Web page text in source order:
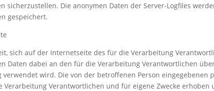
sicherzustellen. Die anonymen Daten der Server-Logfiles
gespeichert.
sich auf der Internetseite des für die Verarbeitung
Daten dabei an den für die Verarbeitung Verantwortlichen
verwendet wird. Die von der betroffenen Person
Verantwortlichen und für eigene Zwecke